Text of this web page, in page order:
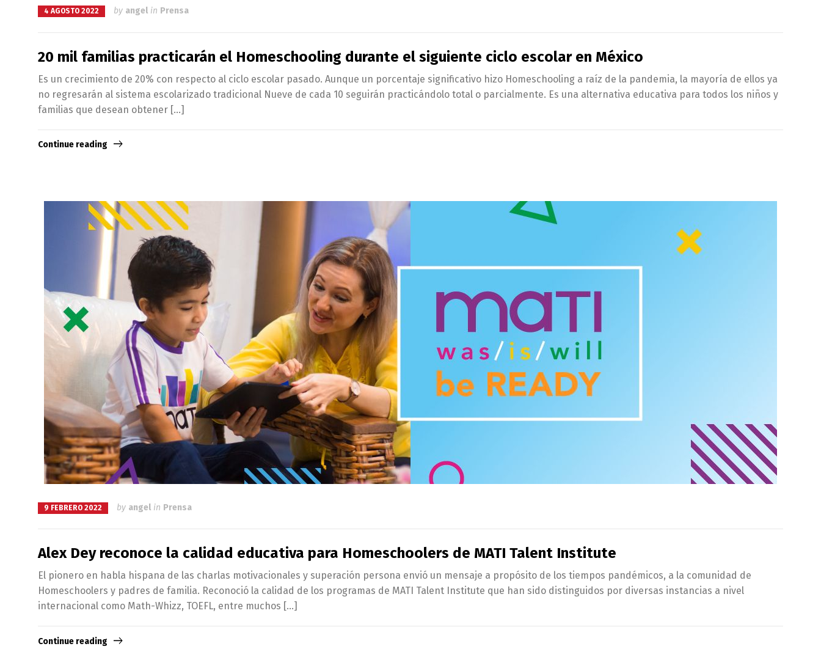
4 AGOSTO 2022 by angel in Prensa
20 mil familias practicarán el Homeschooling durante el siguiente ciclo escolar en México
Es un crecimiento de 20% con respecto al ciclo escolar pasado. Aunque un porcentaje significativo hizo Homeschooling a raíz de la pandemia, la mayoría de ellos ya
no regresarán al sistema escolarizado tradicional Nueve de cada 10 seguirán practicándolo total o parcialmente. Es una alternativa educativa para todos los niños y
familias que desean obtener […]
Continue reading
9 FEBRERO 2022 by angel in Prensa
Alex Dey reconoce la calidad educativa para Homeschoolers de MATI Talent Institute
El pionero en habla hispana de las charlas motivacionales y superación persona envió un mensaje a propósito de los tiempos pandémicos, a la comunidad de
Homeschoolers y padres de familia. Reconoció la calidad de los programas de MATI Talent Institute que han sido distinguidos por diversas instancias a nivel
internacional como Math-Whizz, TOEFL, entre muchos […]
Continue reading